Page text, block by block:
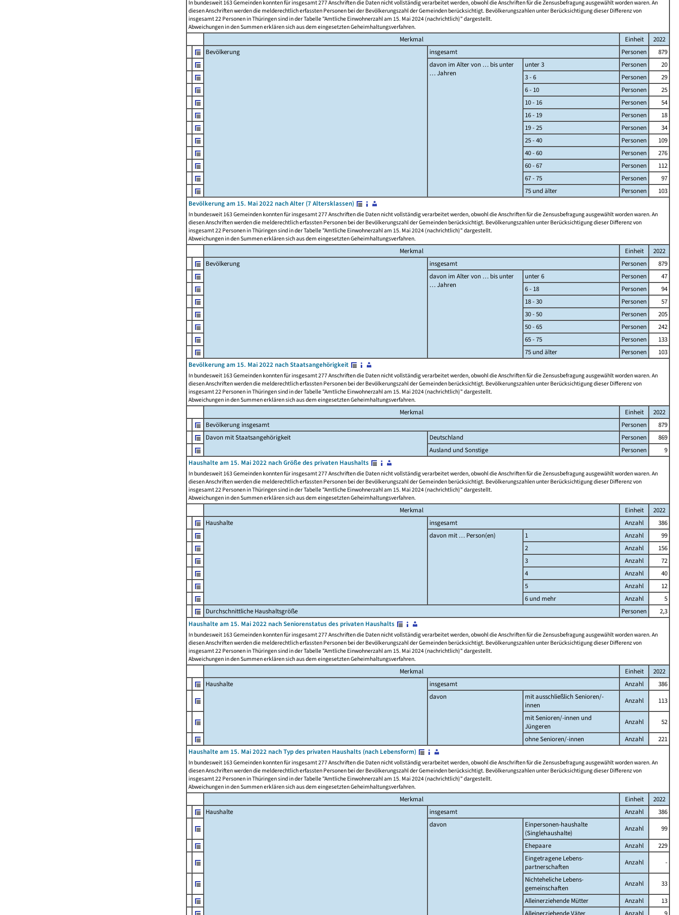
In bundesweit 163 Gemeinden konnten für insgesamt 277 Anschriften die Daten nicht vollständig verarbeitet werden, obwohl die Anschriften für die Zensusbefragung ausgewählt worden waren. An
diesen Anschriften werden die melderechtlich erfassten Personen bei der Bevölkerungszahl der Gemeinden berücksichtigt. Bevölkerungszahlen unter Berücksichtigung dieser Differenz von
insgesamt 22 Personen in Thüringen sind in der Tabelle "Amtliche Einwohnerzahl am 15. Mai 2024 (nachrichtlich)" dargestellt.
Abweichungen in den Summen erklären sich aus dem eingesetzten Geheimhaltungsverfahren.
Merkmal Einheit
2022
Bevölkerung
insgesamt Personen
879
davon im Alter von … bis unter
… Jahren
unter 3 Personen
20
3 - 6
Personen
29
6 - 10
Personen
25
10 - 16
Personen
54
16 - 19
Personen
18
19 - 25
Personen
34
25 - 40
Personen
109
40 - 60
Personen
276
60 - 67
Personen
112
67 - 75
Personen
97
75 und älter
Personen
103
Bevölkerung am 15. Mai 2022 nach Alter (7 Altersklassen)
In bundesweit 163 Gemeinden konnten für insgesamt 277 Anschriften die Daten nicht vollständig verarbeitet werden, obwohl die Anschriften für die Zensusbefragung ausgewählt worden waren. An
diesen Anschriften werden die melderechtlich erfassten Personen bei der Bevölkerungszahl der Gemeinden berücksichtigt. Bevölkerungszahlen unter Berücksichtigung dieser Differenz von
insgesamt 22 Personen in Thüringen sind in der Tabelle "Amtliche Einwohnerzahl am 15. Mai 2024 (nachrichtlich)" dargestellt.
Abweichungen in den Summen erklären sich aus dem eingesetzten Geheimhaltungsverfahren.
Merkmal Einheit
2022
Bevölkerung
insgesamt Personen
879
davon im Alter von … bis unter
… Jahren
unter 6 Personen
47
6 - 18
Personen
94
18 - 30
Personen
57
30 - 50
Personen
205
50 - 65
Personen
242
65 - 75
Personen
133
75 und älter
Personen
103
Bevölkerung am 15. Mai 2022 nach Staatsangehörigkeit
In bundesweit 163 Gemeinden konnten für insgesamt 277 Anschriften die Daten nicht vollständig verarbeitet werden, obwohl die Anschriften für die Zensusbefragung ausgewählt worden waren. An
diesen Anschriften werden die melderechtlich erfassten Personen bei der Bevölkerungszahl der Gemeinden berücksichtigt. Bevölkerungszahlen unter Berücksichtigung dieser Differenz von
insgesamt 22 Personen in Thüringen sind in der Tabelle "Amtliche Einwohnerzahl am 15. Mai 2024 (nachrichtlich)" dargestellt.
Abweichungen in den Summen erklären sich aus dem eingesetzten Geheimhaltungsverfahren.
Merkmal Einheit
2022
Bevölkerung insgesamt
Personen
879
Davon mit Staatsangehörigkeit
Deutschland Personen
869
Ausland und Sonstige
Personen
9
Haushalte am 15. Mai 2022 nach Größe des privaten Haushalts
In bundesweit 163 Gemeinden konnten für insgesamt 277 Anschriften die Daten nicht vollständig verarbeitet werden, obwohl die Anschriften für die Zensusbefragung ausgewählt worden waren. An
diesen Anschriften werden die melderechtlich erfassten Personen bei der Bevölkerungszahl der Gemeinden berücksichtigt. Bevölkerungszahlen unter Berücksichtigung dieser Differenz von
insgesamt 22 Personen in Thüringen sind in der Tabelle "Amtliche Einwohnerzahl am 15. Mai 2024 (nachrichtlich)" dargestellt.
Abweichungen in den Summen erklären sich aus dem eingesetzten Geheimhaltungsverfahren.
Merkmal Einheit
2022
Haushalte
insgesamt Anzahl
386
davon mit … Person(en)
1 Anzahl
99
2
Anzahl
156
3
Anzahl
72
4
Anzahl
40
5
Anzahl
12
6 und mehr
Anzahl
5
Durchschnittliche Haushaltsgröße
Personen
2,3
Haushalte am 15. Mai 2022 nach Seniorenstatus des privaten Haushalts
In bundesweit 163 Gemeinden konnten für insgesamt 277 Anschriften die Daten nicht vollständig verarbeitet werden, obwohl die Anschriften für die Zensusbefragung ausgewählt worden waren. An
diesen Anschriften werden die melderechtlich erfassten Personen bei der Bevölkerungszahl der Gemeinden berücksichtigt. Bevölkerungszahlen unter Berücksichtigung dieser Differenz von
insgesamt 22 Personen in Thüringen sind in der Tabelle "Amtliche Einwohnerzahl am 15. Mai 2024 (nachrichtlich)" dargestellt.
Abweichungen in den Summen erklären sich aus dem eingesetzten Geheimhaltungsverfahren.
Merkmal Einheit
2022
Haushalte
insgesamt Anzahl
386
davon
mit ausschließlich Senioren/-
innen
Anzahl
113
mit Senioren/-innen und
Jüngeren
Anzahl
52
ohne Senioren/-innen
Anzahl
221
Haushalte am 15. Mai 2022 nach Typ des privaten Haushalts (nach Lebensform)
In bundesweit 163 Gemeinden konnten für insgesamt 277 Anschriften die Daten nicht vollständig verarbeitet werden, obwohl die Anschriften für die Zensusbefragung ausgewählt worden waren. An
diesen Anschriften werden die melderechtlich erfassten Personen bei der Bevölkerungszahl der Gemeinden berücksichtigt. Bevölkerungszahlen unter Berücksichtigung dieser Differenz von
insgesamt 22 Personen in Thüringen sind in der Tabelle "Amtliche Einwohnerzahl am 15. Mai 2024 (nachrichtlich)" dargestellt.
Abweichungen in den Summen erklären sich aus dem eingesetzten Geheimhaltungsverfahren.
Merkmal Einheit
2022
Haushalte
insgesamt Anzahl
386
davon
Einpersonen-haushalte
(Singlehaushalte)
Anzahl
99
Ehepaare
Anzahl
229
Eingetragene Lebens-
partnerschaften
Anzahl
-
Nichteheliche Lebens-
gemeinschaften
Anzahl
33
Alleinerziehende Mütter
Anzahl
13
Alleinerziehende Väter
Anzahl
9